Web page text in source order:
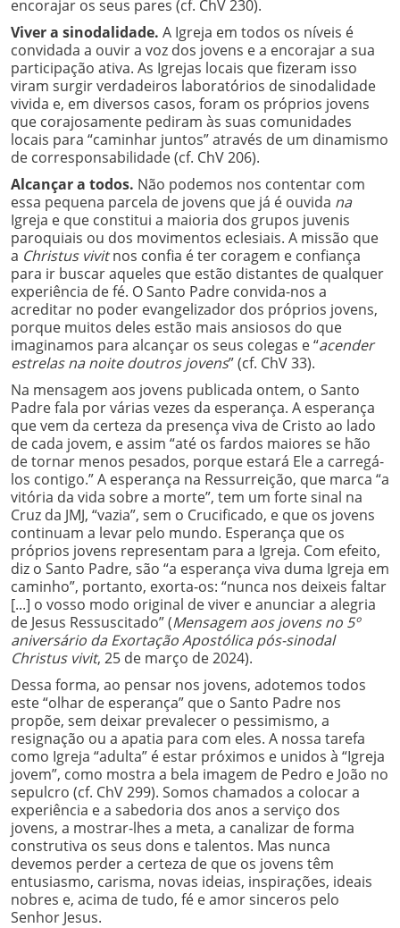
encorajar os seus pares (cf. ChV 230).
Viver a sinodalidade. A Igreja em todos os níveis é
convidada a ouvir a voz dos jovens e a encorajar a sua
participação ativa. As Igrejas locais que fizeram isso
viram surgir verdadeiros laboratórios de sinodalidade
vivida e, em diversos casos, foram os próprios jovens
que corajosamente pediram às suas comunidades
locais para “caminhar juntos” através de um dinamismo
de corresponsabilidade (cf. ChV 206).
Alcançar a todos. Não podemos nos contentar com
essa pequena parcela de jovens que já é ouvida na
Igreja e que constitui a maioria dos grupos juvenis
paroquiais ou dos movimentos eclesiais. A missão que
a Christus vivitnos confia é ter coragem e confiança
para ir buscar aqueles que estão distantes de qualquer
experiência de fé. O Santo Padre convida-nos a
acreditar no poder evangelizador dos próprios jovens,
porque muitos deles estão mais ansiosos do que
imaginamos para alcançar os seus colegas e “acender
estrelas na noite doutros jovens” (cf. ChV 33).
Na mensagem aos jovens publicada ontem, o Santo
Padre fala por várias vezes da esperança. A esperança
que vem da certeza da presença viva de Cristo ao lado
de cada jovem, e assim “até os fardos maiores se hão
de tornar menos pesados, porque estará Ele a carregá-
los contigo.” A esperança na Ressurreição, que marca “a
vitória da vida sobre a morte”, tem um forte sinal na
Cruz da JMJ, “vazia”, sem o Crucificado, e que os jovens
continuam a levar pelo mundo. Esperança que os
próprios jovens representam para a Igreja. Com efeito,
diz o Santo Padre, são “a esperança viva duma Igreja em
caminho”, portanto, exorta-os: “nunca nos deixeis faltar
[...] o vosso modo original de viver e anunciar a alegria
de Jesus Ressuscitado” (Mensagem aos jovens no 5º
aniversário da Exortação Apostólica pós-sinodal
Christus vivit, 25 de março de 2024).
Dessa forma, ao pensar nos jovens, adotemos todos
este “olhar de esperança” que o Santo Padre nos
propõe, sem deixar prevalecer o pessimismo, a
resignação ou a apatia para com eles. A nossa tarefa
como Igreja “adulta” é estar próximos e unidos à “Igreja
jovem”, como mostra a bela imagem de Pedro e João no
sepulcro (cf. ChV 299). Somos chamados a colocar a
experiência e a sabedoria dos anos a serviço dos
jovens, a mostrar-lhes a meta, a canalizar de forma
construtiva os seus dons e talentos. Mas nunca
devemos perder a certeza de que os jovens têm
entusiasmo, carisma, novas ideias, inspirações, ideais
nobres e, acima de tudo, fé e amor sinceros pelo
Senhor Jesus.